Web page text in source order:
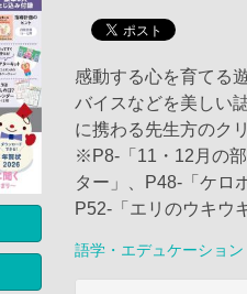
感動する心を育てる
バイスなどを美しい
に携わる先生方のク
※P8-「11・12月の
ター」、P48-「ケロ
P52-「エリのウキウ
語学・エデュケーション